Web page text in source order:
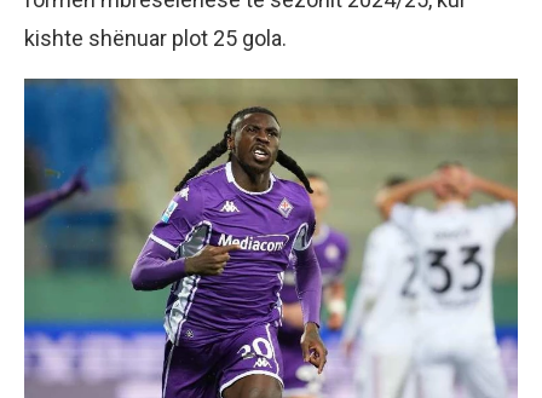
kishte shënuar plot 25 gola.